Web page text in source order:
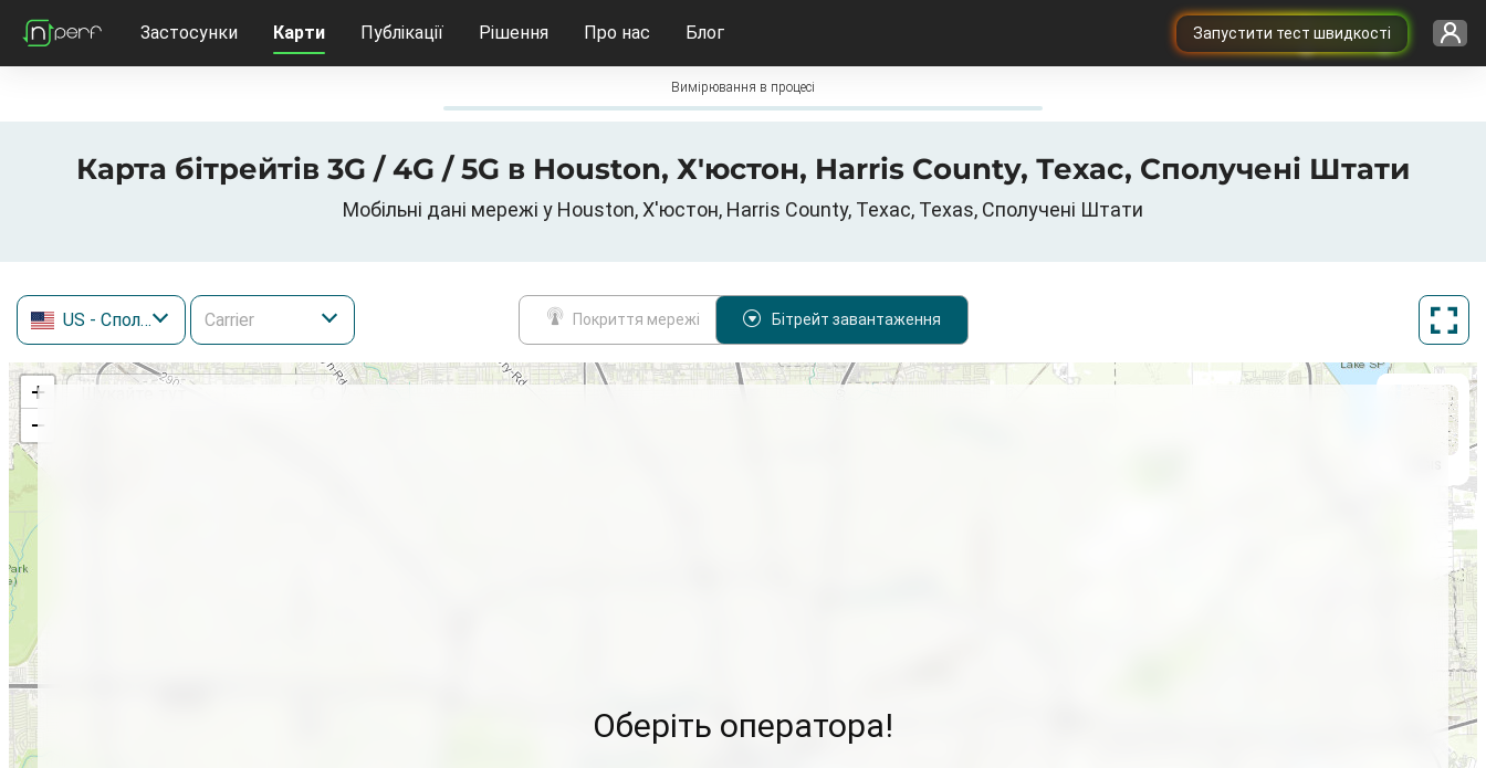
Запустити тест швидкості
Застосунки Карти Публікації Рішення Про нас Блог
Вимірювання в процесі
Карта бітрейтів 3G / 4G / 5G в Houston, Х'юстон, Harris County, Техас, Сполучені Штати
Мобільні дані мережі у Houston, Х'юстон, Harris County, Техас, Texas, Сполучені Штати
US - Сполучені Штати Покриття мережі Бітрейт завантаження
+
−
Оберіть оператора!